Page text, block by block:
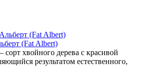
(Fat Albert)
хвойного дерева с красивой
результатом естественного,